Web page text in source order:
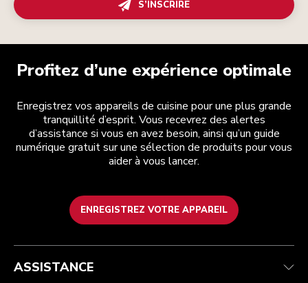
S’INSCRIRE
Profitez d’une expérience optimale
Enregistrez vos appareils de cuisine pour une plus grande
tranquillité d’esprit. Vous recevrez des alertes
d’assistance si vous en avez besoin, ainsi qu’un guide
numérique gratuit sur une sélection de produits pour vous
aider à vous lancer.
ENREGISTREZ VOTRE APPAREIL
Service après-vente
Garantie et documents
Contactez-nous
Conditions générales de vente
Retours et remboursements
Imprint
La marque
Trouver une boutique
ASSISTANCE